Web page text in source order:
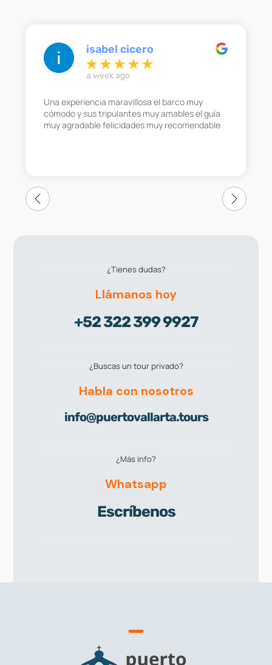
isabel cicero
a week ago
Una experiencia maravillosa el barco muy
cómodo y sus tripulantes muy amables el guía
muy agradable felicidades muy recomendable
¿Tienes dudas?
Llámanos hoy
+52 322 399 9927
¿Buscas un tour privado?
Habla con nosotros
info@puertovallarta.tours
¿Más info?
Whatsapp
Escríbenos